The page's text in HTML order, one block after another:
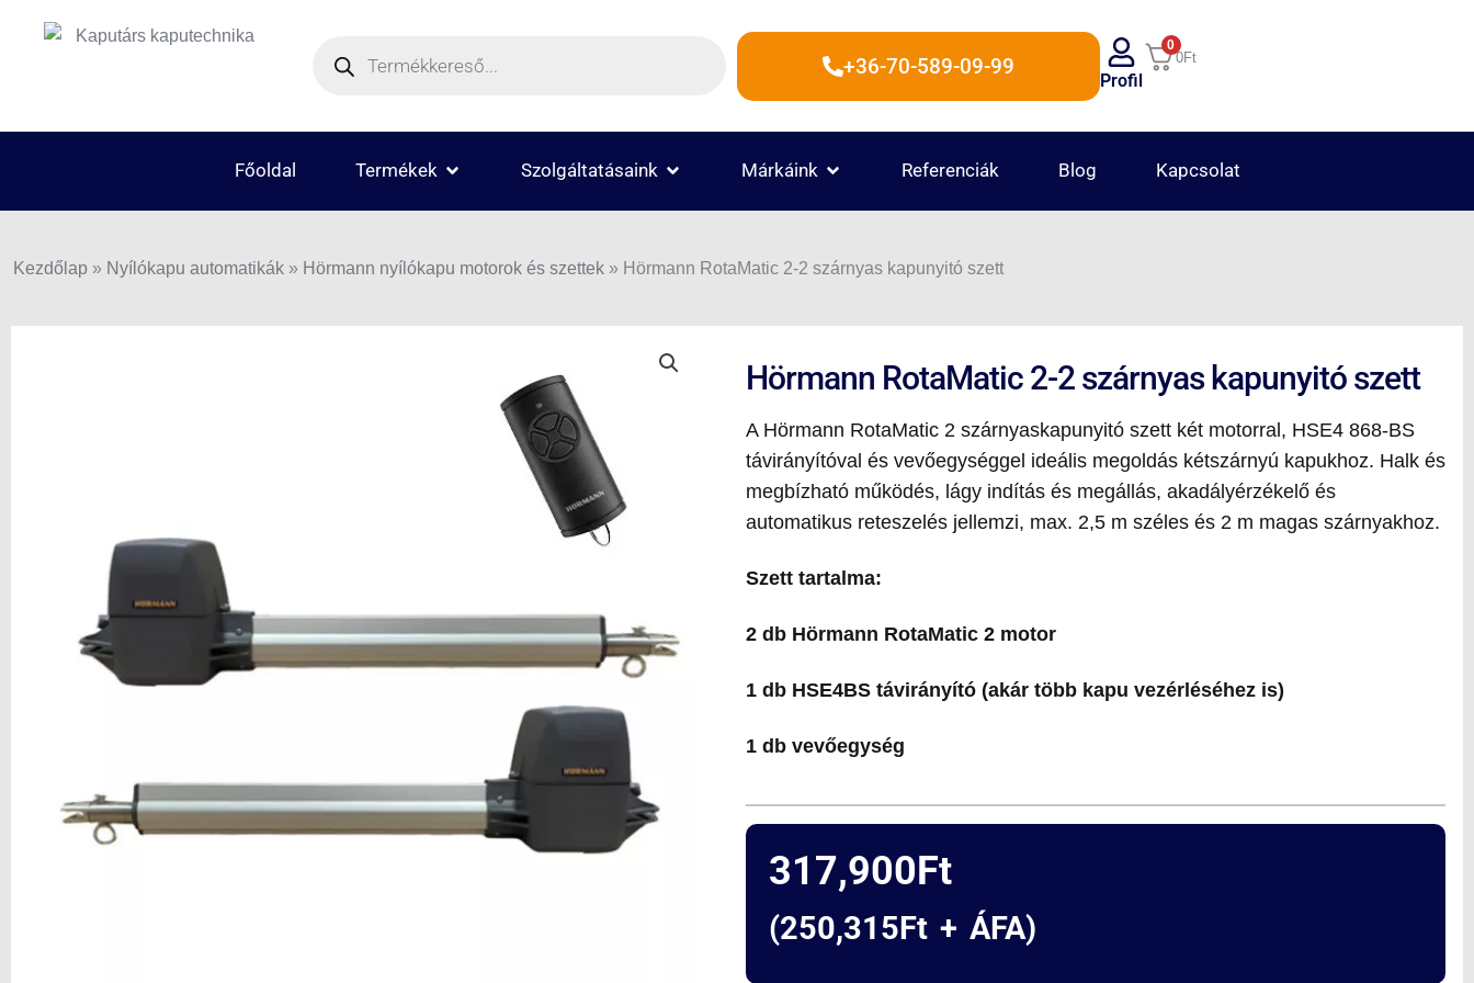
+36-70-589-09-99
Profil
0
0Ft
Főoldal Termékek OPEN TERMÉKEKSzolgáltatásaink OPEN SZOLGÁLTATÁSAINK
Márkáink OPEN MÁRKÁINK
Referenciák Blog Kapcsolat
Kezdőlap » Nyílókapu automatikák » Hörmann nyílókapu motorok és szettek » Hörmann RotaMatic 2-2 szárnyas kapunyitó szett
Hörmann RotaMatic 2-2 szárnyas kapunyitó szett
A Hörmann RotaMatic 2 szárnyaskapunyitó szett két motorral, HSE4 868-BS
távirányítóval és vevőegységgel ideális megoldás kétszárnyú kapukhoz. Halk és
megbízható működés, lágy indítás és megállás, akadályérzékelő és
automatikus reteszelés jellemzi, max. 2,5 m széles és 2 m magas szárnyakhoz.
Szett tartalma:
2 db Hörmann RotaMatic 2 motor
1 db HSE4BS távirányító (akár több kapu vezérléséhez is)
1 db vevőegység
317,900Ft
(250,315Ft+ ÁFA)